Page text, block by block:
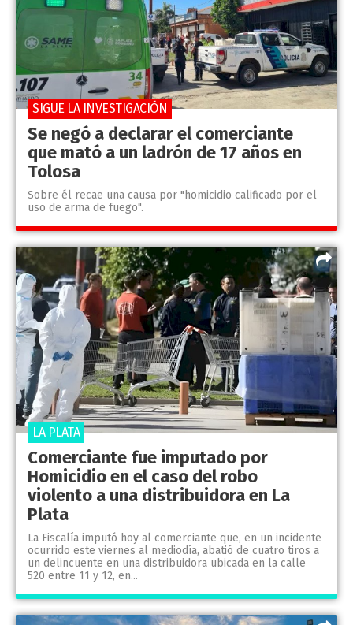
Se negó a declarar el comerciante
que mató a un ladrón de 17 años en
Tolosa
Sobre él recae una causa por "homicidio calificado por el
uso de arma de fuego".
SIGUE LA INVESTIGACIÓN
Comerciante fue imputado por
Homicidio en el caso del robo
violento a una distribuidora en La
Plata
La Fiscalía imputó hoy al comerciante que, en un incidente
ocurrido este viernes al mediodía, abatió de cuatro tiros a
un delincuente en una distribuidora ubicada en la calle
520 entre 11 y 12, en...
LA PLATA